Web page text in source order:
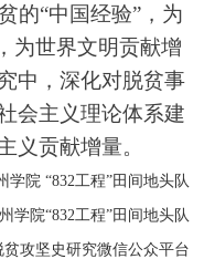
的“中国经验”，为
为世界文明贡献增
中，深化对脱贫事
会主义理论体系建
义贡献增量。
学院 “832工程”田间地头队
学院“832工程”田间地头队
贫攻坚史研究微信公众平台